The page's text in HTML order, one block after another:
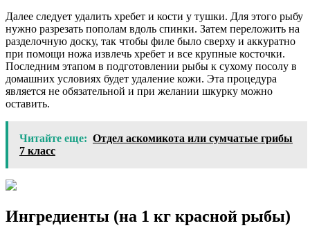
Далее следует удалить хребет и кости у тушки. Для этого рыбу
нужно разрезать пополам вдоль спинки. Затем переложить на
разделочную доску, так чтобы филе было сверху и аккуратно
при помощи ножа извлечь хребет и все крупные косточки.
Последним этапом в подготовлении рыбы к сухому посолу в
домашних условиях будет удаление кожи. Эта процедура
является не обязательной и при желании шкурку можно
оставить.
Читайте еще: Отдел аскомикота или сумчатые грибы
7 класс
Ингредиенты (на 1 кг красной рыбы)